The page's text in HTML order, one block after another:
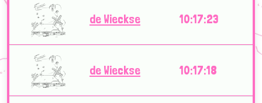
de Wieckse 10:17:23
de Wieckse 10:17:18